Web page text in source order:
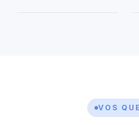
VOS